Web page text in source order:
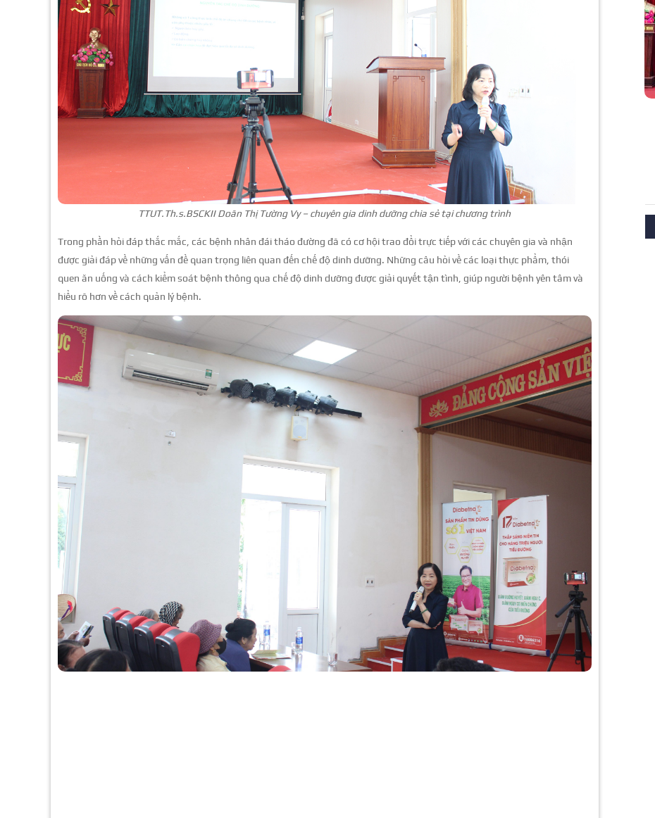
TTUT.Th.s.BSCKII Doãn Thị Tường Vy – chuyên gia dinh dưỡng chia sẻ tại chương trình
Trong phần hỏi đáp thắc mắc, các bệnh nhân đái tháo đường đã có cơ hội trao đổi trực tiếp với các chuyên gia và nhận
được giải đáp về những vấn đề quan trọng liên quan đến chế độ dinh dưỡng. Những câu hỏi về các loại thực phẩm, thói
quen ăn uống và cách kiểm soát bệnh thông qua chế độ dinh dưỡng được giải quyết tận tình, giúp người bệnh yên tâm và
hiểu rõ hơn về cách quản lý bệnh.